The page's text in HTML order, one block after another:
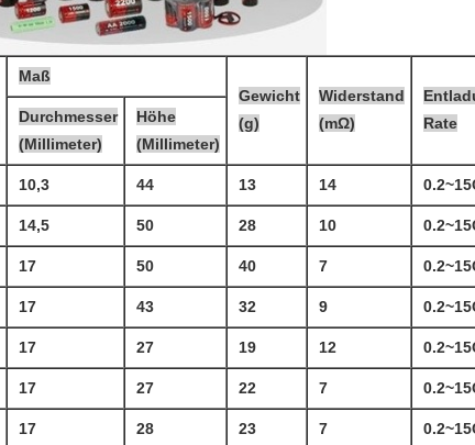
Maß
Gewicht
(g)
Widerstand
(mΩ)
Rate
Durchmesser
(Millimeter)
Höhe
(Millimeter)
10,3 44 13 14
14,5 50 28 10
17 50 40 7
17 43 32 9
17 27 19 12
17 27 22 7
17 28 23 7